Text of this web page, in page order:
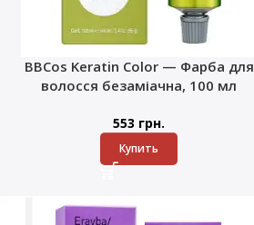
BBCos Keratin Color — Фарба для
волосся безаміачна, 100 мл
553 грн.
Купить